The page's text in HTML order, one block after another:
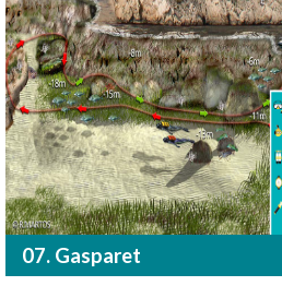
07. Gasparet